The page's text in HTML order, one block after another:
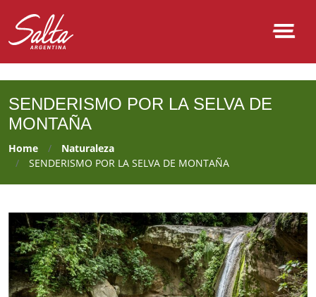
SENDERISMO POR LA SELVA DE
MONTAÑA
Home
Naturaleza
SENDERISMO POR LA SELVA DE MONTAÑA